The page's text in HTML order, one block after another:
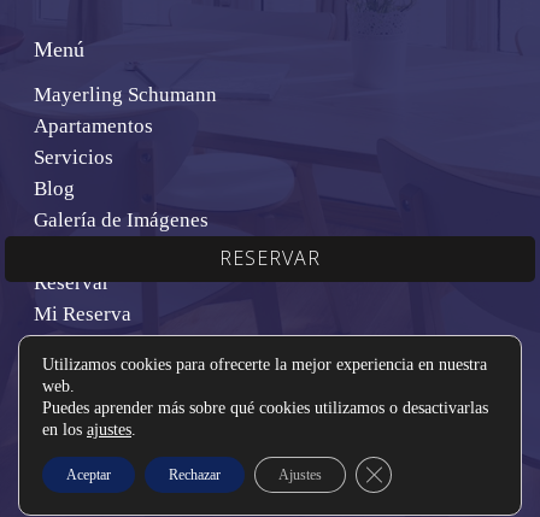
RESERVAR
Menú
Mayerling Schumann
Apartamentos
Servicios
Blog
Galería de Imágenes
Localización y Contacto
Reservar
Mi Reserva
© 2026 Mayerling Schumann Barcelona. ® bookerclub Design
Utilizamos cookies para ofrecerte la mejor experiencia en nuestra
web.
Puedes aprender más sobre qué cookies utilizamos o desactivarlas
en los ajustes.
Aceptar Rechazar Ajustes Cerrar el banner de